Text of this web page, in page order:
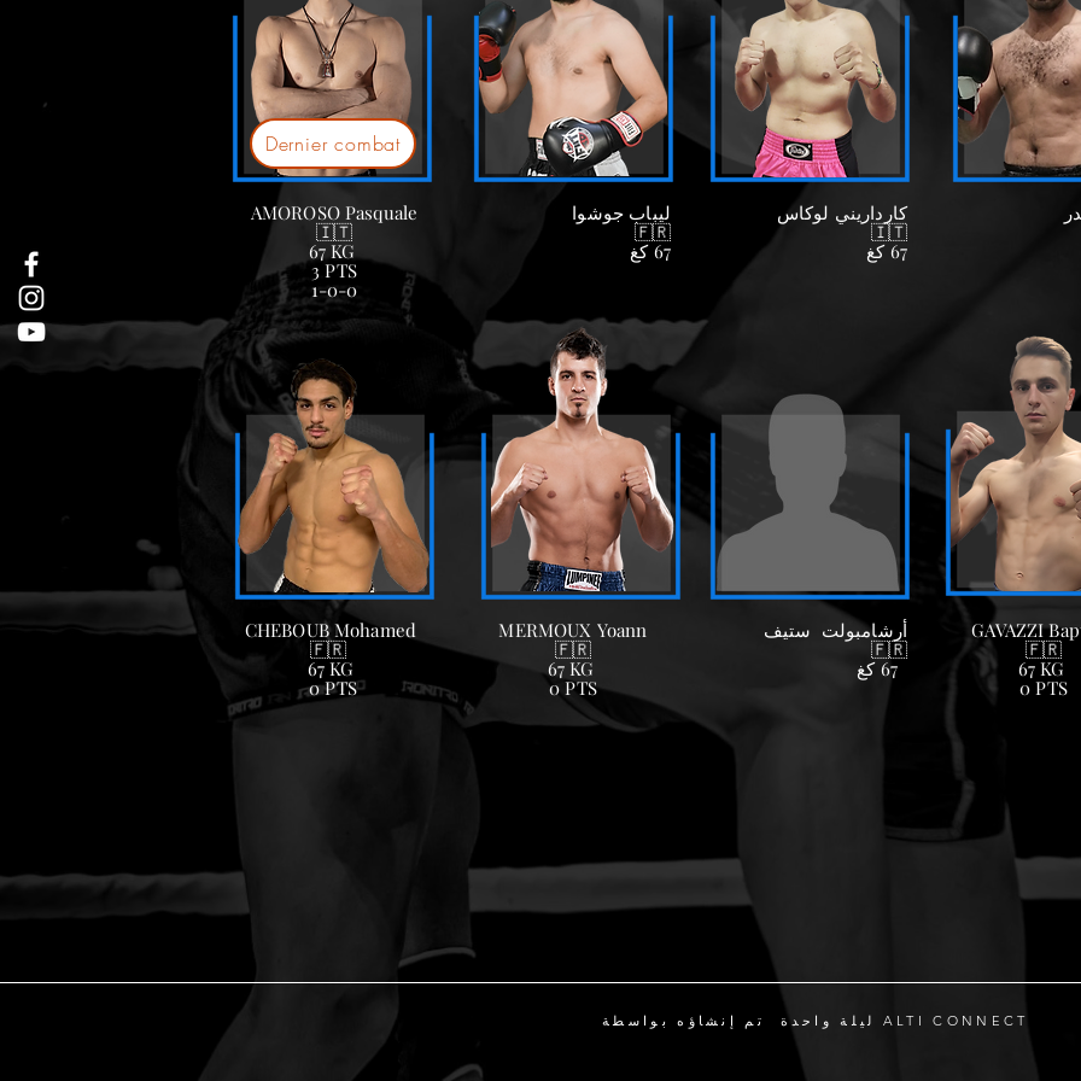
أرشامبولت ستيف
🇫🇷
67 كغ
ليباب جوشوا
🇫🇷
67 كغ
كارداريني لوكاس
🇮🇹
67 كغ
CHEBOUB Mohamed
🇫🇷
67 KG
0 PTS
MERMOUX Yoann
🇫🇷
67KG
0 PTS
AMOROSO Pasquale
🇮🇹
67KG
3 PTS
1-0-0
Dernier combat
GAVAZZI
🇫🇷
67KG
0 PTS
ليلة واحدة تم إنشاؤه بواسطة ALTI CONNECT